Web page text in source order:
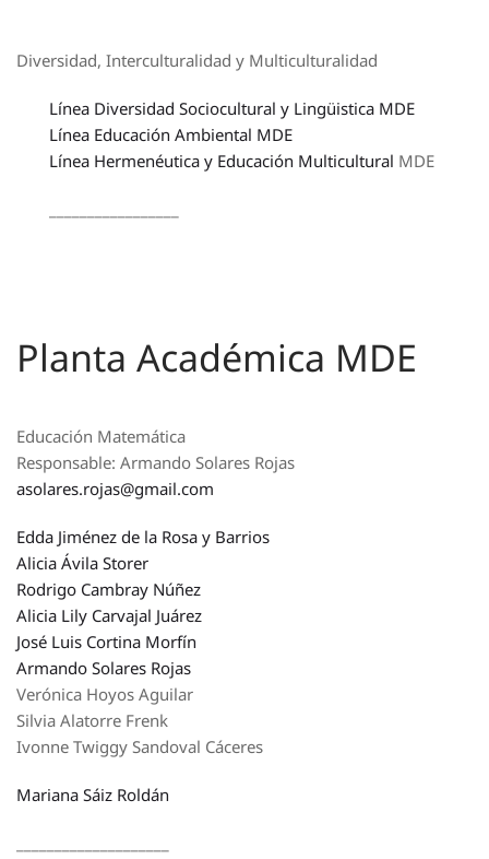
Diversidad, Interculturalidad y Multiculturalidad
Línea Diversidad Sociocultural y Lingüistica MDE
Línea Educación Ambiental MDE
Línea Hermenéutica y Educación Multicultural MDE
Planta Académica MDE
Educación Matemática
Responsable: Armando Solares Rojas
asolares.rojas@gmail.com
Edda Jiménez de la Rosa y Barrios
Alicia Ávila Storer
Rodrigo Cambray Núñez
Alicia Lily Carvajal Juárez
José Luis Cortina Morfín
Armando Solares Rojas
Verónica Hoyos Aguilar
Silvia Alatorre Frenk
Ivonne Twiggy Sandoval Cáceres
Mariana Sáiz Roldán